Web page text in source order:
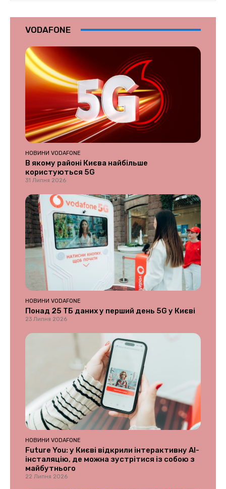
VODAFONE
НОВИНИ VODAFONE
В якому районі Києва найбільше
користуються 5G
31 Липня 2026
НОВИНИ VODAFONE
Понад 25 ТБ даних у перший день 5G у Києві
23 Липня 2026
НОВИНИ VODAFONE
Future You: у Києві відкрили інтерактивну AI-
інсталяцію, де можна зустрітися із собою з
майбутнього
22 Липня 2026